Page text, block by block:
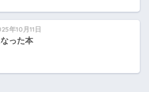
年10月11日
った本